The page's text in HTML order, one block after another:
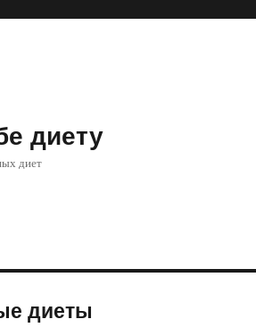
диету
диет
диеты